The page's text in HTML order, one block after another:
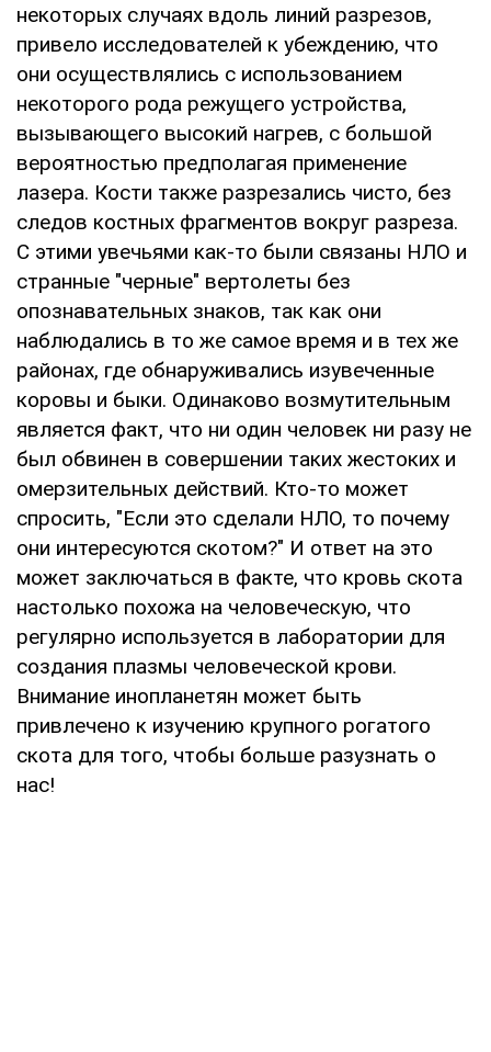
некоторых случаях вдоль линий разрезов,
привело исследователей к убеждению, что
они осуществлялись с использованием
некоторого рода режущего устройства,
вызывающего высокий нагрев, с большой
вероятностью предполагая применение
лазера. Кости также разрезались чисто, без
следов костных фрагментов вокруг разреза.
С этими увечьями как-то были связаны НЛО и
странные "черные" вертолеты без
опознавательных знаков, так как они
наблюдались в то же самое время и в тех же
районах, где обнаруживались изувеченные
коровы и быки. Одинаково возмутительным
является факт, что ни один человек ни разу не
был обвинен в совершении таких жестоких и
омерзительных действий. Кто-то может
спросить, "Если это сделали НЛО, то почему
они интересуются скотом?" И ответ на это
может заключаться в факте, что кровь скота
настолько похожа на человеческую, что
регулярно используется в лаборатории для
создания плазмы человеческой крови.
Внимание инопланетян может быть
привлечено к изучению крупного рогатого
скота для того, чтобы больше разузнать о
нас!